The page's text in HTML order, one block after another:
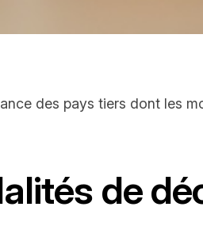
des pays tiers dont les
de